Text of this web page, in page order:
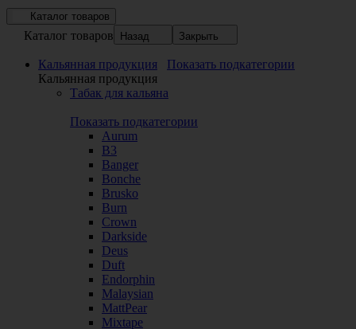
Каталог товаров
Каталог товаров Назад Закрыть
Кальянная продукция
Показать подкатегории
Кальянная продукция
Табак для кальяна
Показать подкатегории
Aurum
B3
Banger
Bonche
Brusko
Burn
Crown
Darkside
Deus
Duft
Endorphin
Malaysian
MattPear
Mixtape